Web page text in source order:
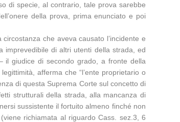
di specie, al contrario, tale prova sarebbe
della prova, prima enunciato e poi
che aveva causato l’incidente e
imprevedibile di altri utenti della strada, ed
il giudice di secondo grado, a fronte della
afferma che “l’ente proprietario o
di questa Suprema Corte sul concetto di
strutturali della strada, alla mancanza di
sussistente il fortuito almeno finché non
richiamata al riguardo Cass. sez.3, 6